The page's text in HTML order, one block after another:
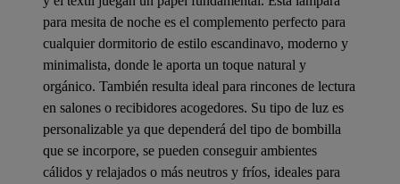
para mesita de noche es el complemento perfecto para
cualquier dormitorio de estilo escandinavo, moderno y
minimalista, donde le aporta un toque natural y
orgánico. También resulta ideal para rincones de lectura
en salones o recibidores acogedores. Su tipo de luz es
personalizable ya que dependerá del tipo de bombilla
que se incorpore, se pueden conseguir ambientes
cálidos y relajados o más neutros y fríos, ideales para